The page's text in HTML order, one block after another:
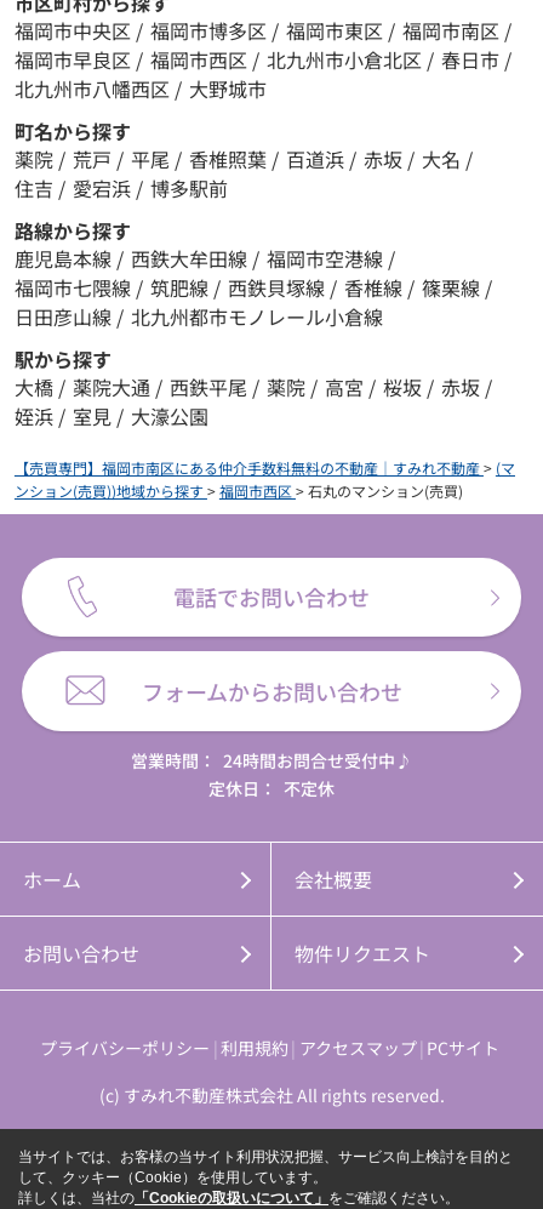
福岡市中央区 / 福岡市博多区 / 福岡市東区 / 福岡市南区 /
福岡市早良区 / 福岡市西区 / 北九州市小倉北区 / 春日市 /
北九州市八幡西区 / 大野城市
町名から探す
薬院 / 荒戸 / 平尾 / 香椎照葉 / 百道浜 / 赤坂 / 大名 /
住吉 / 愛宕浜 / 博多駅前
路線から探す
鹿児島本線 / 西鉄大牟田線 / 福岡市空港線 /
福岡市七隈線 / 筑肥線 / 西鉄貝塚線 / 香椎線 / 篠栗線 /
日田彦山線 / 北九州都市モノレール小倉線
駅から探す
大橋 / 薬院大通 / 西鉄平尾 / 薬院 / 高宮 / 桜坂 / 赤坂 /
姪浜 / 室見 / 大濠公園
【売買専門】福岡市南区にある仲介手数料無料の不動産｜すみれ不動産> (マ
ンション(売買))地域から探す>福岡市西区 >石丸のマンション(売買)
電話でお問い合わせ
フォームからお問い合わせ
営業時間：
24時間お問合せ受付中♪
定休日：
不定休
ホーム 会社概要
お問い合わせ 物件リクエスト
プライバシーポリシー 利用規約 アクセスマップ PCサイト
(c) すみれ不動産株式会社 All rights reserved.
当サイトでは、お客様の当サイト利用状況把握、サービス向上検討を目的と
して、クッキー（Cookie）を使用しています。
詳しくは、当社の 「Cookieの取扱いについて」 をご確認ください。